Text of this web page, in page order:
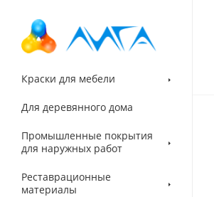
Краски для мебели
Для деревянного дома
Промышленные покрытия
для наружных работ
Реставрационные
материалы